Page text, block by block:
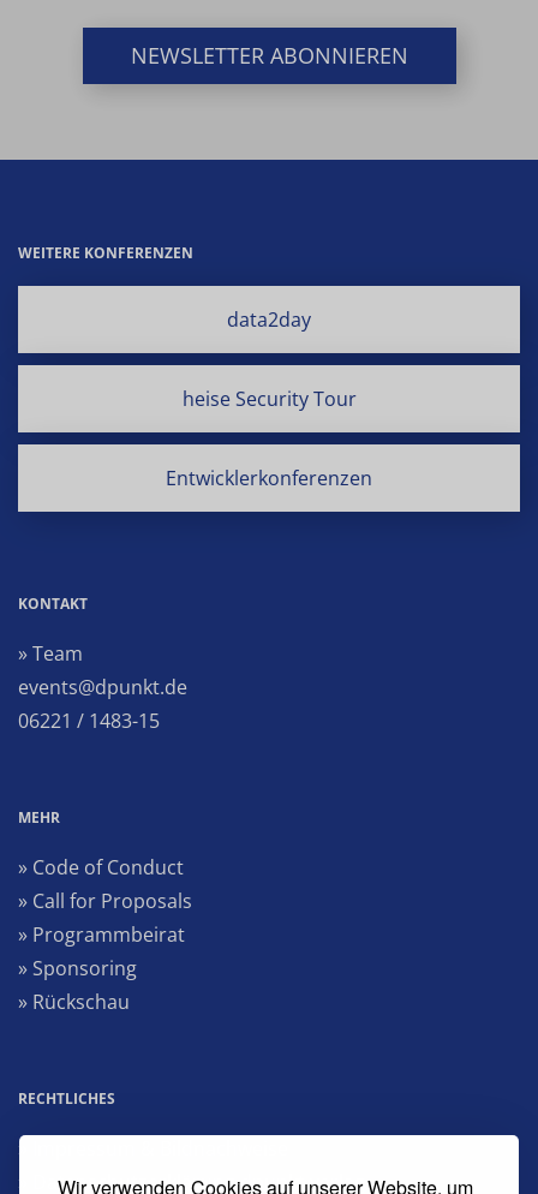
Wir verwenden Cookies auf unserer Website, um
NEWSLETTER ABONNIEREN
WEITERE KONFERENZEN
data2day
heise Security Tour
Entwicklerkonferenzen
KONTAKT
» Team
events@dpunkt.de
06221 / 1483-15
MEHR
» Code of Conduct
» Call for Proposals
» Programmbeirat
» Sponsoring
» Rückschau
RECHTLICHES
» Impressum & Bildnachweise
» Datenschutzerklärung dpunkt.verlag